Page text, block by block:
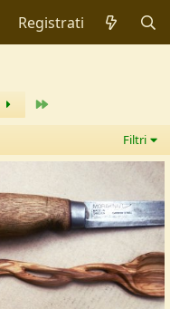
Registrati
Filtri